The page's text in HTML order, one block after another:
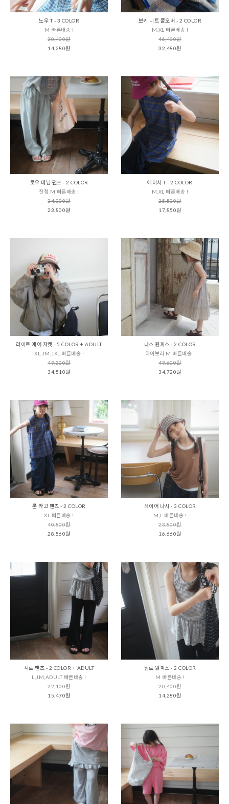
노우 T - 3 COLOR
M 빠른배송 !
20,400원
14,280원
보키 니트 풀오버 - 2 COLOR
M,XL 빠른배송 !
46,400원
32,480원
로우 데님 팬츠 - 2 COLOR
진청 M 빠른배송 !
34,000원
23,800원
에이치 T - 2 COLOR
M,XL 빠른배송 !
25,500원
17,850원
라이트 에어 자켓 - 5 COLOR + ADULT
XL,JM,JXL 빠른배송 !
49,300원
34,510원
나스 원피스 - 2 COLOR
아이보리 M 빠른배송 !
49,600원
34,720원
론 카고 팬츠 - 2 COLOR
XL 빠른배송 !
40,800원
28,560원
레이어 나시 - 3 COLOR
M,L 빠른배송 !
23,800원
16,660원
시로 팬츠 - 2 COLOR + ADULT
L,JM,ADULT 빠른배송 !
22,100원
15,470원
닐로 원피스 - 2 COLOR
M 빠른배송 !
20,400원
14,280원